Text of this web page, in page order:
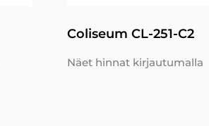
Coliseum CL-251-C2
Näet hinnat kirjautumalla